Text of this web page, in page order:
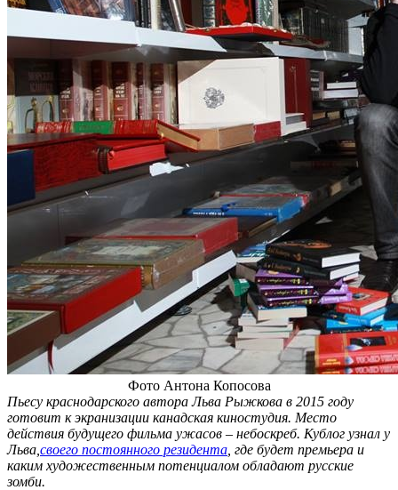
Фото Антона Копосова
Пьесу краснодарского автора Льва Рыжкова в 2015 году
готовит к экранизации канадская киностудия. Место
действия будущего фильма ужасов – небоскреб. Кублог узнал у
Льва, своего постоянного резидента , где будет премьера и
каким художественным потенциалом обладают русские
зомби.